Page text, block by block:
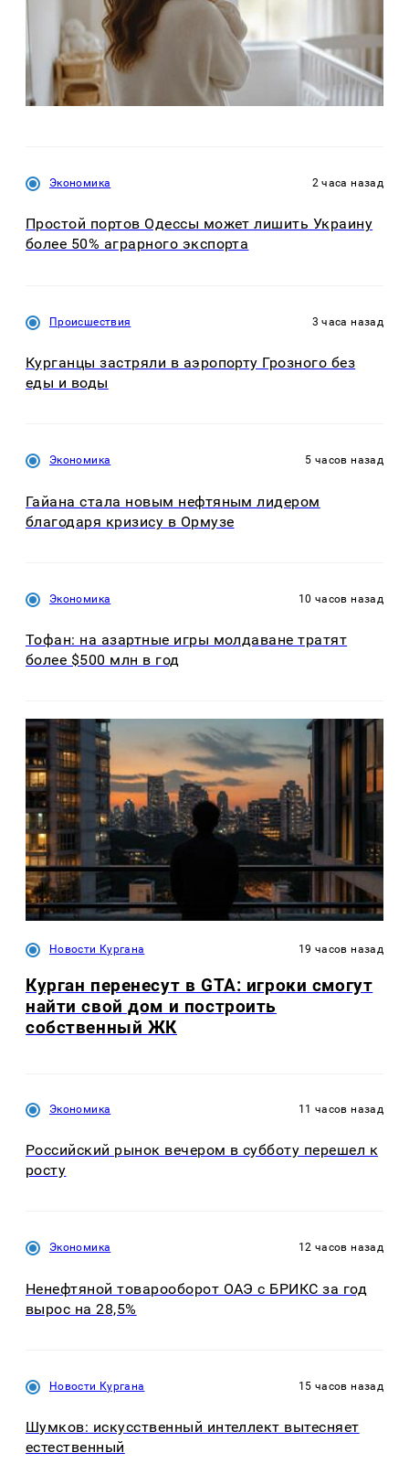
Экономика 2 часа назад
Простой портов Одессы может лишить Украину
более 50% аграрного экспорта
Происшествия 3 часа назад
Курганцы застряли в аэропорту Грозного без
еды и воды
Экономика 5 часов назад
Гайана стала новым нефтяным лидером
благодаря кризису в Ормузе
Экономика 10 часов назад
Тофан: на азартные игры молдаване тратят
более $500 млн в год
Новости Кургана 19 часов назад
Курган перенесут в GTA: игроки смогут
найти свой дом и построить
собственный ЖК
Экономика 11 часов назад
Российский рынок вечером в субботу перешел к
росту
Экономика 12 часов назад
Ненефтяной товарооборот ОАЭ с БРИКС за год
вырос на 28,5%
Новости Кургана 15 часов назад
Шумков: искусственный интеллект вытесняет
естественный